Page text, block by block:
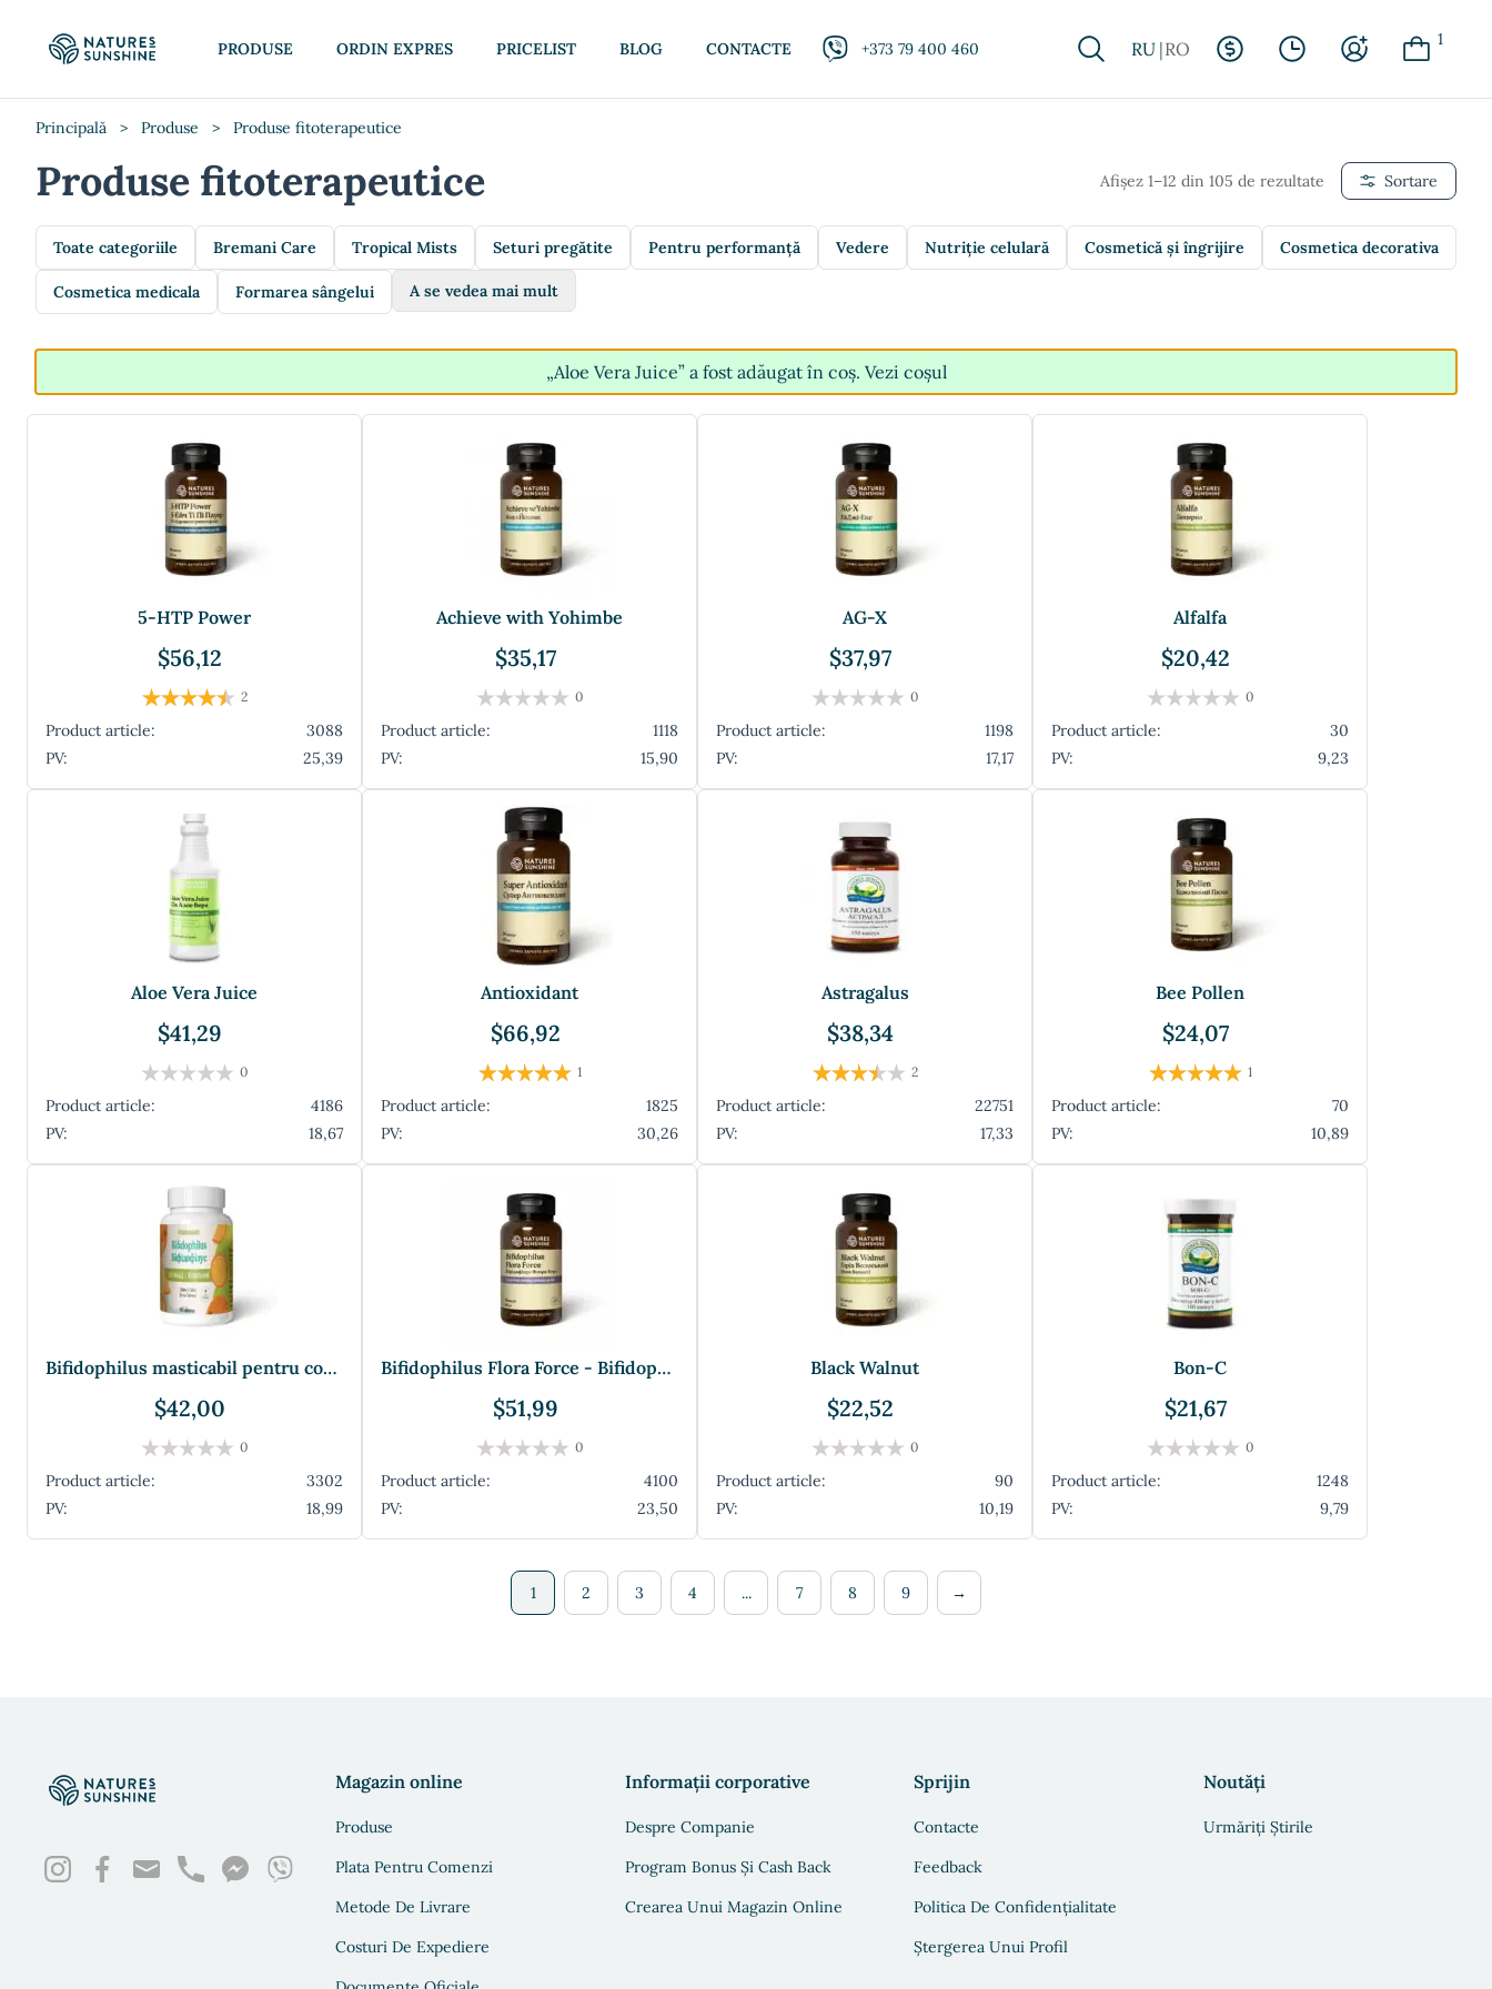
PRODUSE ORDIN EXPRES PRICELIST BLOG CONTACTE +373 79 400 460 RU RO 1
Principală > Produse > Produse fitoterapeutice
Produse fitoterapeutice Afișez 1–12 din 105 de rezultate Sortare
Toate categoriile Bremani Care Tropical Mists Seturi pregătite Pentru performanță Vedere Nutriție celulară Cosmetică și îngrijire Cosmetica decorativa
Cosmetica medicala Formarea sângelui A se vedea mai mult
„Aloe Vera Juice” a fost adăugat în coș. Vezi coșul
5-HTP Power
$56,12
2
Product article:
3088
PV:
25,39
Achieve with Yohimbe
$35,17
0
Product article:
1118
PV:
15,90
AG-X
$37,97
0
Product article:
1198
PV:
17,17
Alfalfa
$20,42
0
Product article:
30
PV:
9,23
Aloe Vera Juice
$41,29
0
Product article:
4186
PV:
18,67
Antioxidant
$66,92
1
Product article:
1825
PV:
30,26
Astragalus
$38,34
2
Product article:
22751
PV:
17,33
Bee Pollen
$24,07
1
Product article:
70
PV:
10,89
Bifidophilus masticabil pentru copii - Bifidoză
$42,00
0
Product article:
3302
PV:
18,99
Bifidophilus Flora Force - Bifidophilus F
$51,99
0
Product article:
4100
PV:
23,50
Black Walnut
$22,52
0
Product article:
90
PV:
10,19
Bon-C
$21,67
0
Product article:
1248
PV:
9,79
1 2 3 4 ... 7 8 9 →
Magazin online
Produse
Plata Pentru Comenzi
Metode De Livrare
Costuri De Expediere
Informații corporative
Despre Companie
Program Bonus Și Cash Back
Crearea Unui Magazin Online
Sprijin
Contacte
Feedback
Politica De Confidențialitate
Ștergerea Unui Profil
Noutăți
Urmăriți Știrile